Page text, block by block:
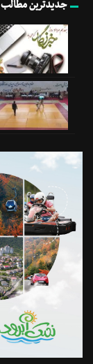
جدیدترین مطالب